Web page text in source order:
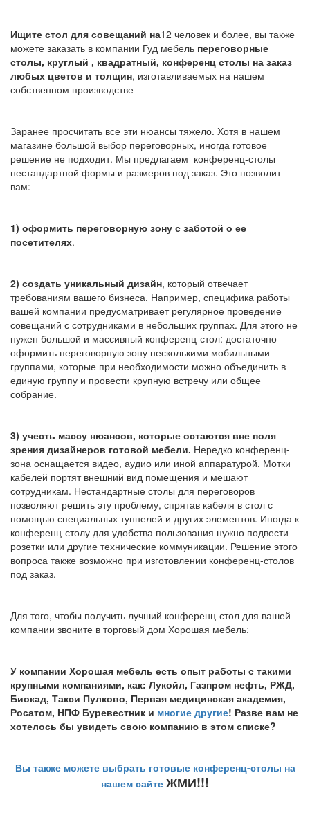
Ищите стол для совещаний на12 человек и более, вы также
можете заказать в компании Гуд мебель переговорные
столы, круглый , квадратный, конференц столы на заказ
любых цветов и толщин, изготавливаемых на нашем
собственном производстве
Заранее просчитать все эти нюансы тяжело. Хотя в нашем
магазине большой выбор переговорных, иногда готовое
решение не подходит. Мы предлагаем конференц-столы
нестандартной формы и размеров под заказ. Это позволит
вам:
1) оформить переговорную зону с заботой о ее
посетителях.
2) создать уникальный дизайн, который отвечает
требованиям вашего бизнеса. Например, специфика работы
вашей компании предусматривает регулярное проведение
совещаний с сотрудниками в небольших группах. Для этого не
нужен большой и массивный конференц-стол: достаточно
оформить переговорную зону несколькими мобильными
группами, которые при необходимости можно объединить в
единую группу и провести крупную встречу или общее
собрание.
3) учесть массу нюансов, которые остаются вне поля
зрения дизайнеров готовой мебели. Нередко конференц-
зона оснащается видео, аудио или иной аппаратурой. Мотки
кабелей портят внешний вид помещения и мешают
сотрудникам. Нестандартные столы для переговоров
позволяют решить эту проблему, спрятав кабеля в стол с
помощью специальных туннелей и других элементов. Иногда к
конференц-столу для удобства пользования нужно подвести
розетки или другие технические коммуникации. Решение этого
вопроса также возможно при изготовлении конференц-столов
под заказ.
Для того, чтобы получить лучший конференц-стол для вашей
компании звоните в торговый дом Хорошая мебель:
У компании Хорошая мебель есть опыт работы с такими
крупными компаниями, как: Лукойл, Газпром нефть, РЖД,
Биокад, Такси Пулково, Первая медицинская академия,
Росатом, НПФ Буревестник и многие другие! Разве вам не
хотелось бы увидеть свою компанию в этом списке?
Вы также можете выбрать готовые конференц-столы на
нашем сайте ЖМИ!!!